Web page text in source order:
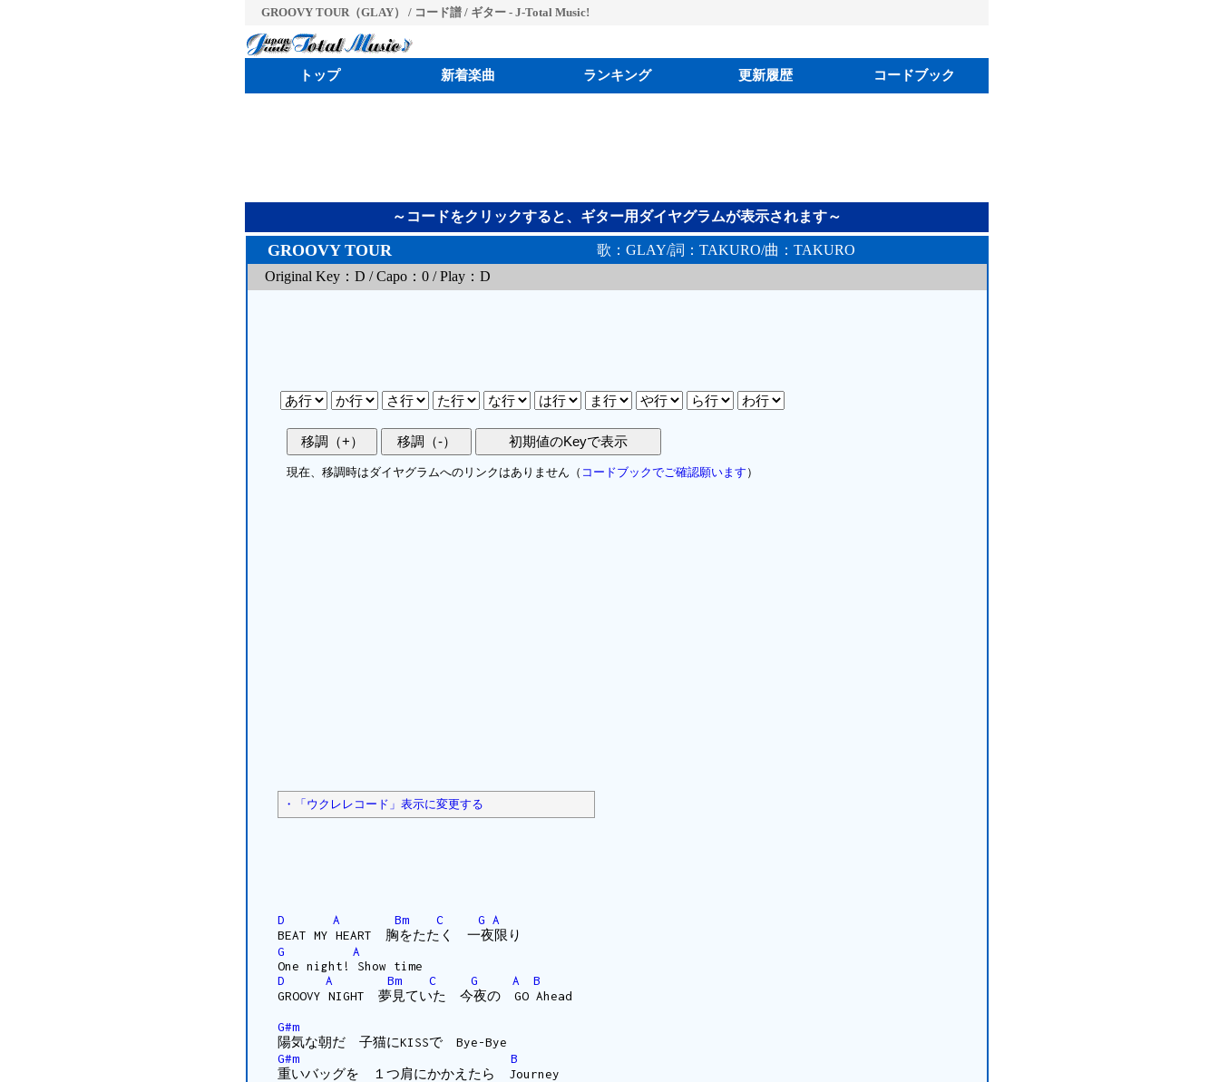
GROOVY TOUR（GLAY） / コード譜 / ギター - J-Total Music!
トップ 新着楽曲 ランキング 更新履歴 コードブック
～コードをクリックすると、ギター用ダイヤグラムが表示されます～
GROOVY TOUR
歌：GLAY/詞：TAKURO/曲：TAKURO
Original Key：D / Capo：0 / Play：D
現在、移調時はダイヤグラムへのリンクはありません（ コードブックでご確認願います ）
・「ウクレレコード」表示に変更する
D A Bm C G A
BEAT MY HEART 胸をたたく 一夜限り
G
A
One night! Show time
D
A Bm C G A
B
GROOVY NIGHT 夢見ていた 今夜の GO Ahead
G#m
陽気な朝だ 子猫にKISSで Bye-Bye
G#m
B
重いバッグを １つ肩にかかえたら Journey